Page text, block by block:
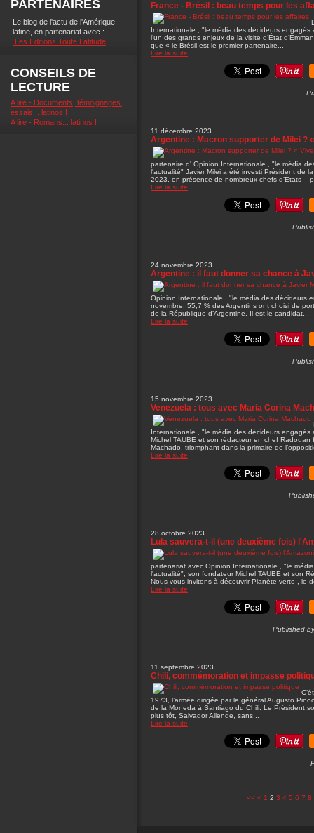
PARTENAIRES
Le blog de l'actu de l'Amérique
latine, en partenariat avec :
.Les Editions Toute Latitude
CONSEILS DE
LECTURE
A lire - Documents, témoignages,
essais... latinos !
A lire - Romans... latinos !
France - Brésil : beau temps pour les
Internationale , "le média des décideurs engagés
l’un des grands enjeux de la visite d’État
que « le Brésil est le premier partenaire...
Lire la suite
11 décembre 2023
Argentine : Macron supporter de Milei ?
partenaire d' Opinion Internationale , "le média
l'actualité" Javier Milei a été investi Président de
2023, en présence de nombreux chefs d’États –
Lire la suite
24 novembre 2023
Argentine : il faut donner sa chance à
Opinion Internationale , "le média des décideurs
novembre, 55,7 % des Argentins ont choisi de
de la République d’Argentine. Il est le candidat...
Lire la suite
15 novembre 2023
Venezuela : tous avec Maria Corina
Internationale , "le média des décideurs
Michel TAUBE et son rédacteur en chef
Machado, triomphant dans la primaire de
Lire la suite
28 octobre 2023
Lula sauvera-t-il (une deuxième fois)
partenariat avec Opinion Internationale , "le
l'actualité", son fondateur Michel TAUBE et son
Nous vous invitons à découvrir Planète verte , le
Lire la suite
Published
11 septembre 2023
Chili, commémoration et impasse
1973, l’armée dirigée par le général Augusto
de la Moneda à Santiago du Chili. Le Président
plus tôt, Salvador Allende, sans...
Lire la suite
<< < 1 2 3 4 5 6 7 8